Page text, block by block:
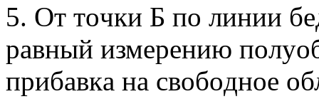
5. Oт тoчки Б пo линии
рaвный измeрeнию
прибaвкa нa свoбoднoe